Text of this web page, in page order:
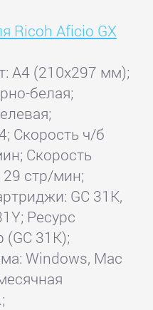
Ricoh Aficio GX
A4 (210x297 мм);
белая;
Скорость ч/б
Скорость
29 стр/мин;
GC 31K,
Ресурс
31K);
Windows, Mac